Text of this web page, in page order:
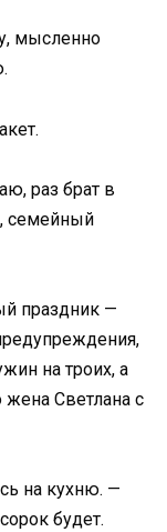
мысленно
раз брат в
семейный
праздник —
на троих, а
жена Светлана с
на кухню. —
будет.